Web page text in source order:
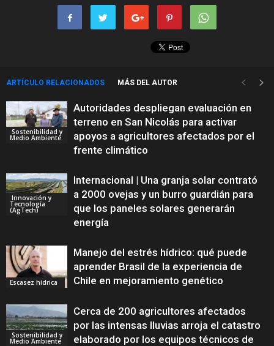
ARTÍCULO RELACIONADOS MÁS DEL AUTOR
Sostenibilidad y
Medio Ambiente
Autoridades despliegan evaluación en
terreno en San Nicolás para activar
apoyos a agricultores afectados por el
frente climático
Innovación y
Tecnología
(AgTech)
Internacional | Una granja solar contrató
a 2000 ovejas y un burro guardián para
que los paneles solares generarán
energía
Escasez hídrica
Manejo del estrés hídrico: qué puede
aprender Brasil de la experiencia de
Chile en mejoramiento genético
Sostenibilidad y
Medio Ambiente
Cerca de 200 agricultores afectados
por las intensas lluvias arroja el catastro
elaborado por los equipos técnicos de